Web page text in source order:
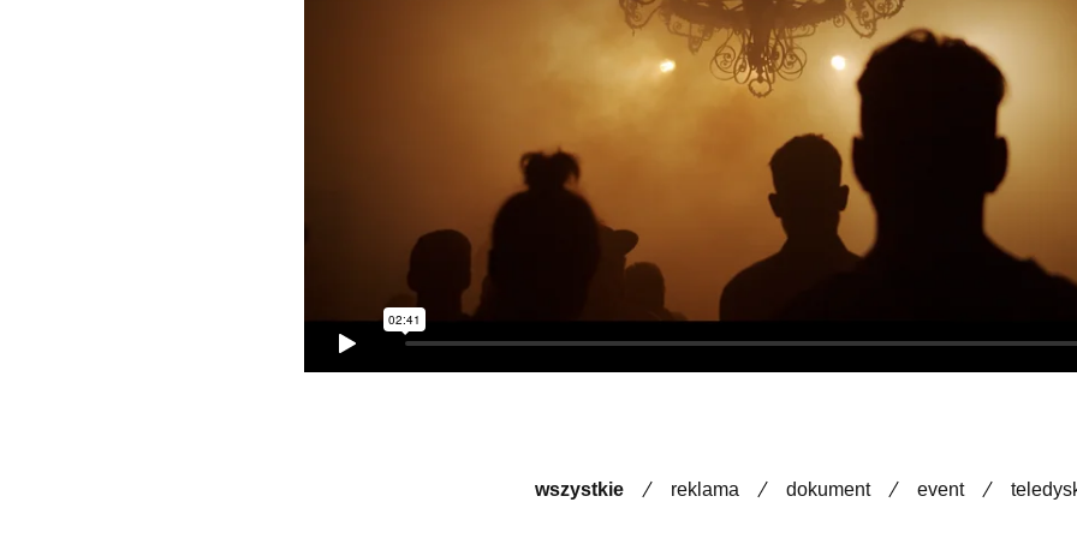
wszystkie reklama dokument event